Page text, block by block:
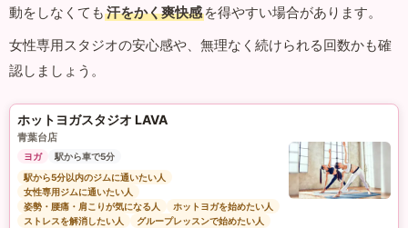
動をしなくても 汗をかく爽快感 を得やすい場合があります。
女性専用スタジオの安心感や、無理なく続けられる回数かも確
認しましょう。
ホットヨガスタジオ LAVA
青葉台店
ヨガ
駅から車で5分
駅から5分以内のジムに通いたい人
女性専用ジムに通いたい人
姿勢・腰痛・肩こりが気になる人
ホットヨガを始めたい人
ストレスを解消したい人
グループレッスンで始めたい人